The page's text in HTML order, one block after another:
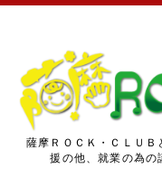
薩摩ＲＯＣＫ・ＣＬＵＢ
援の他、就業の為の